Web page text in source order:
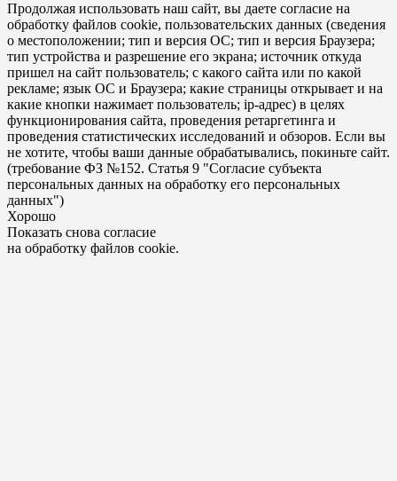
Продолжая использовать наш сайт, вы даете согласие на
обработку файлов cookie, пользовательских данных (сведения
о местоположении; тип и версия ОС; тип и версия Браузера;
тип устройства и разрешение его экрана; источник откуда
пришел на сайт пользователь; с какого сайта или по какой
рекламе; язык ОС и Браузера; какие страницы открывает и на
какие кнопки нажимает пользователь; ip-адрес) в целях
функционирования сайта, проведения ретаргетинга и
проведения статистических исследований и обзоров. Если вы
не хотите, чтобы ваши данные обрабатывались, покиньте сайт.
(требование ФЗ №152. Статья 9 "Согласие субъекта
персональных данных на обработку его персональных
данных")
Хорошо
Показать снова согласие
на обработку файлов cookie.